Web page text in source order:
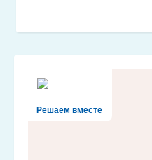
Решаем вместе